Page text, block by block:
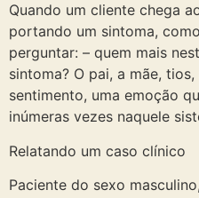
Quando um cliente chega
portando um sintoma,
perguntar: – quem mais
sintoma? O pai, a mãe,
sentimento, uma emoção
inúmeras vezes naquele
Relatando um caso clínico
Paciente do sexo